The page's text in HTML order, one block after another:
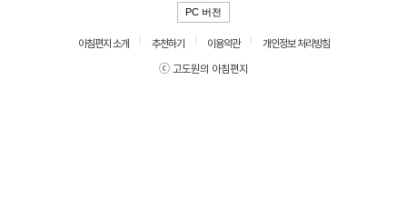
PC 버전
아침편지 소개 추천하기 이용약관
개인정보 처리방침
ⓒ 고도원의 아침편지